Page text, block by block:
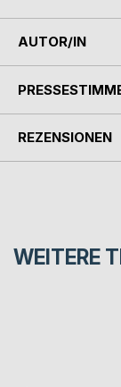
AUTOR/IN
REZENSIONEN
WEITERE